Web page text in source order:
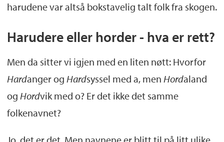
harudene var altså bokstavelig talt folk fra skogen.
Harudere eller horder - hva er rett?
Men da sitter vi igjen med en liten nøtt: Hvorfor
Hardanger og Hardsyssel med a, men Hordaland
og Hordvik med o? Er det ikke det samme
folkenavnet?